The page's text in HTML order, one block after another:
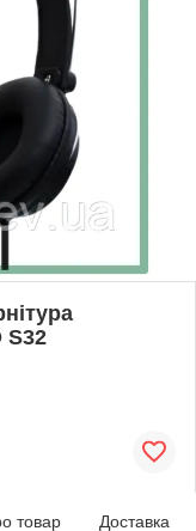
S32
товар Доставка